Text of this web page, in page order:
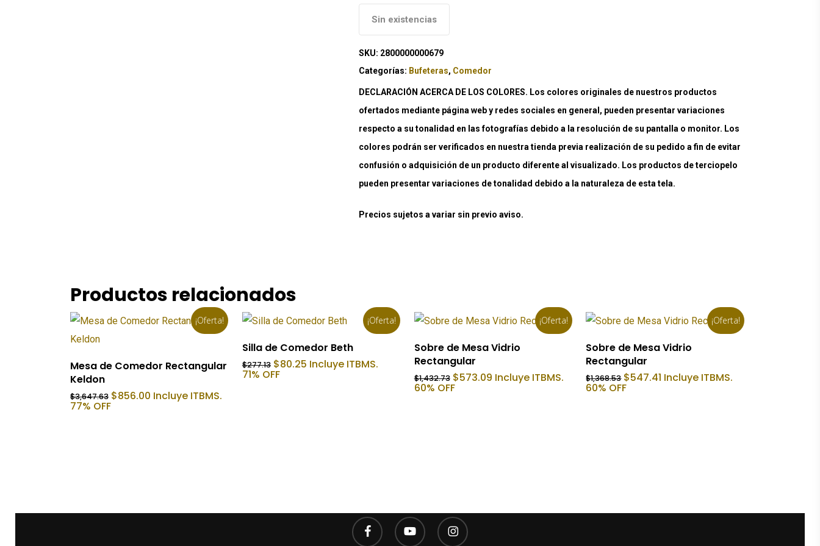
Sin existencias
SKU: 2800000000679
Categorías: Bufeteras, Comedor
DECLARACIÓN ACERCA DE LOS COLORES. Los colores originales de nuestros productos
ofertados mediante página web y redes sociales en general, pueden presentar variaciones
respecto a su tonalidad en las fotografías debido a la resolución de su pantalla o monitor. Los
colores podrán ser verificados en nuestra tienda previa realización de su pedido a fin de evitar
confusión o adquisición de un producto diferente al visualizado. Los productos de terciopelo
pueden presentar variaciones de tonalidad debido a la naturaleza de esta tela.
Precios sujetos a variar sin previo aviso.
Productos relacionados
¡Oferta!
Añadir Al Carrito
Mesa de Comedor Rectangular
Keldon
$3,647.63 El
precio
$856.00 El
precio
Incluye ITBMS.
77% OFF
¡Oferta!
Añadir Al Carrito
Silla de Comedor Beth
$277.13 El
precio
$80.25El
precio
Incluye ITBMS.
71% OFF
¡Oferta!
Añadir Al Carrito
Sobre de Mesa Vidrio
Rectangular
$1,432.73 El
precio
$573.09El
precio
Incluye ITBMS.
60% OFF
¡Oferta!
Añadir Al Carrito
Sobre de Mesa Vidrio
Rectangular
$1,368.53 El
precio
$547.41 El
precio
Incluye ITBMS.
60% OFF
facebook youtube instagram